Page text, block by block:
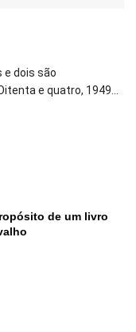
e dois são
e quatro, 1949...
de um livro